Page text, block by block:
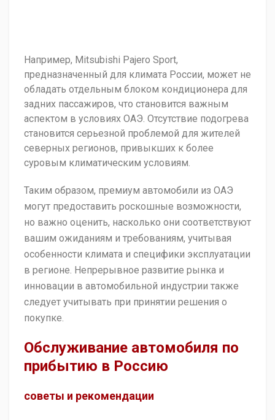
Например, Mitsubishi Pajero Sport,
предназначенный для климата России, может не
обладать отдельным блоком кондиционера для
задних пассажиров, что становится важным
аспектом в условиях ОАЭ. Отсутствие подогрева
становится серьезной проблемой для жителей
северных регионов, привыкших к более
суровым климатическим условиям.
Таким образом, премиум автомобили из ОАЭ
могут предоставить роскошные возможности,
но важно оценить, насколько они соответствуют
вашим ожиданиям и требованиям, учитывая
особенности климата и специфики эксплуатации
в регионе. Непрерывное развитие рынка и
инновации в автомобильной индустрии также
следует учитывать при принятии решения о
покупке.
Обслуживание автомобиля по
прибытию в Россию
советы и рекомендации